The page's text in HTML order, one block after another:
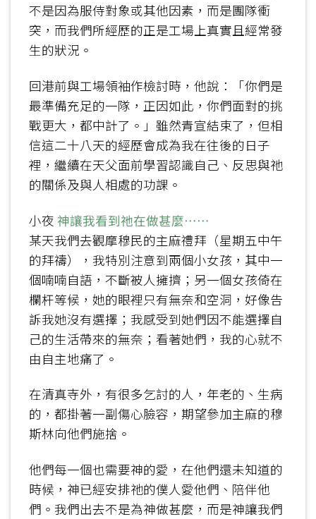
不是因為服侍對象或其他因素，而是團隊衝
突，而我們所經歷的正是工場上真實且經常發
生的狀況。
回港前與工場領袖作檢討時，他說：「你們是
最準備充足的一隊，正因如此，你們面對的挑
戰更大，都中計了。」雖然青宣結束了，但相
信這二十八天的經歷會成為我在往後的日子
裡，繼續在天父面前學習認識自己、反思與祂
的關係及與人相處的功課。
小夜神讓我看到祂在做甚麼……
某天我們去觀摩穆民的主麻禮拜（星期五中午
的拜禱），我特別注意到兩個小女孩，其中一
個喃喃自語，不斷被人擁擠；另一個女孩倚在
欄杆等候，她的眼裡只有無奈和空洞，好像告
訴我她沒有選擇；我感受到她們因不能選擇自
己的生活帶來的無奈；看著她們，我的心就不
由自主地痛了。
在清真寺外，有很多乞討的人，年老的、生病
的，都掛著一副傷心臉容，期望參加主麻的穆
斯林向他們施捨。
他們每一個也需要神的愛，在他們還未知道的
時候，神已經安排祂的僕人愛他們、陪伴他
們。我們出去不是為神做甚麼，而是神讓我們